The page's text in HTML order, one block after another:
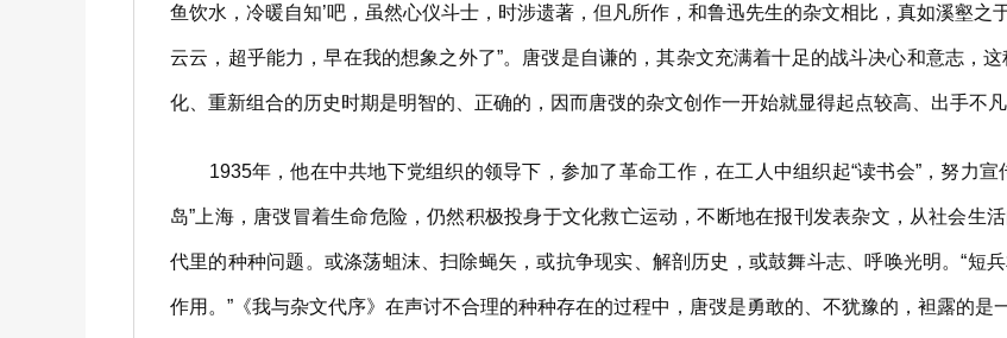
鱼饮水，冷暖自知’吧，虽然心仪斗士，时涉遗著，但凡所作，和鲁迅先生的杂文相比，真如溪壑
云云，超乎能力，早在我的想象之外了”。唐弢是自谦的，其杂文充满着十足的战斗决心和意志，
化、重新组合的历史时期是明智的、正确的，因而唐弢的杂文创作一开始就显得起点较高、出手不凡
1935年，他在中共地下党组织的领导下，参加了革命工作，在工人中组织起“读书会”，努力宣
岛”上海，唐弢冒着生命危险，仍然积极投身于文化救亡运动，不断地在报刊发表杂文，从社会生
代里的种种问题。或涤荡蛆沫、扫除蝇矢，或抗争现实、解剖历史，或鼓舞斗志、呼唤光明。“短
作用。”《我与杂文代序》在声讨不合理的种种存在的过程中，唐弢是勇敢的、不犹豫的，袒露的是